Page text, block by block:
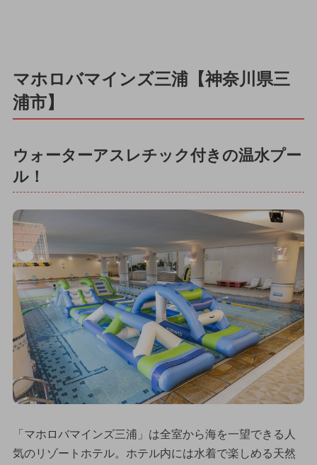
マホロバマインズ三浦【神奈川県三
浦市】
ウォーターアスレチック付きの温水プー
ル！
「マホロバマインズ三浦」は全室から海を一望できる人
気のリゾートホテル。ホテル内には水着で楽しめる天然